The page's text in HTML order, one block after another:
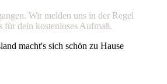
Wir melden uns in der Regel
für dein kostenloses Aufmaß.